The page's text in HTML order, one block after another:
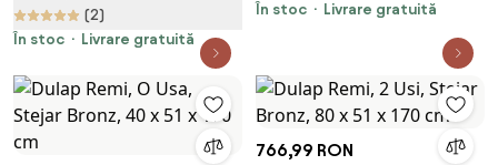
(2)
În stoc
Livrare gratuită
În stoc
Livrare gratuită
766,99 RON